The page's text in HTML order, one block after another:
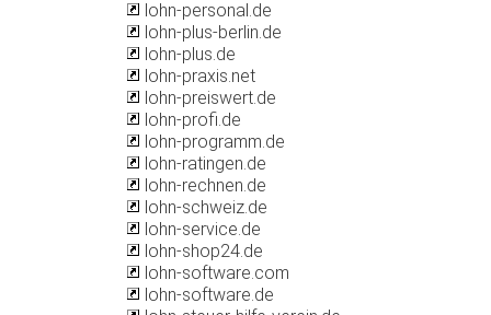
lohn-personal.de
lohn-plus-berlin.de
lohn-plus.de
lohn-praxis.net
lohn-preiswert.de
lohn-profi.de
lohn-programm.de
lohn-ratingen.de
lohn-rechnen.de
lohn-schweiz.de
lohn-service.de
lohn-shop24.de
lohn-software.com
lohn-software.de